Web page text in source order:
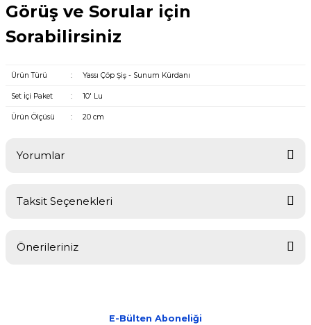
Görüş ve Sorular için
Sorabilirsiniz
Ürün Türü : Yassı Çöp Şiş - Sunum Kürdanı
Set İçi Paket : 10' Lu
Ürün Ölçüsü : 20 cm
Yorumlar
Taksit Seçenekleri
Önerileriniz
Görüş ve önerileriniz için teşekkür ederiz.
E-Bülten Aboneliği